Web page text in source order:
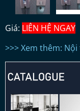
Giá: LIÊN HỆ NGAY
>>> Xem thêm: